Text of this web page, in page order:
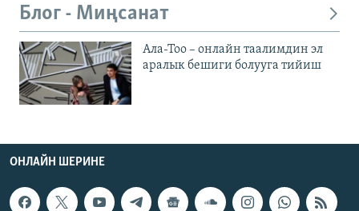
Блог - Миңсанат
Ала-Тоо – онлайн таалимдин эл
аралык бешиги болууга тийиш
ОНЛАЙН ШЕРИНЕ